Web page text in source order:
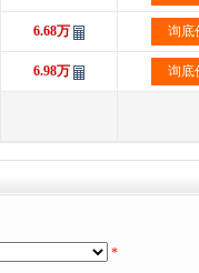
6.68万 询底
6.98万 询底
*